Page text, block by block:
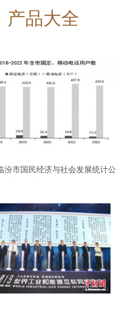
产品大全
汾市国民经济与社会发展统计公